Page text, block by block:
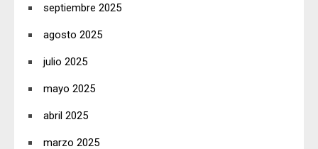
septiembre 2025
agosto 2025
julio 2025
mayo 2025
abril 2025
marzo 2025